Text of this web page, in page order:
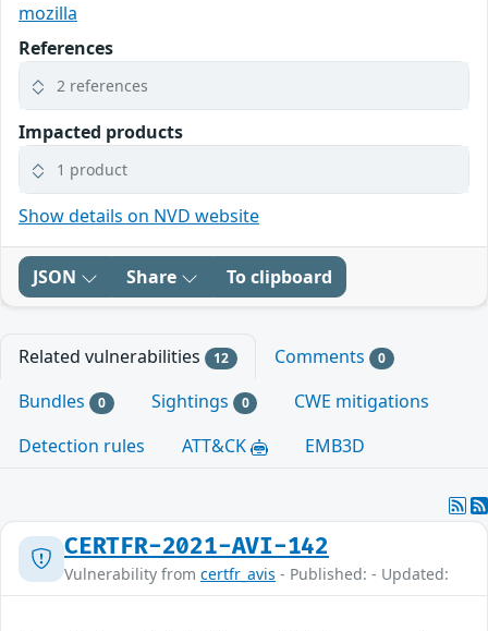
mozilla
References
2 references
Impacted products
1 product
Show details on NVD website
JSON Share To clipboard
Related vulnerabilities 12 Comments 0
Bundles 0 Sightings 0
CWE mitigations
Detection rules
ATT&CK EMB3D
CERTFR-2021-AVI-142
Vulnerability from certfr_avis - Published: - Updated: